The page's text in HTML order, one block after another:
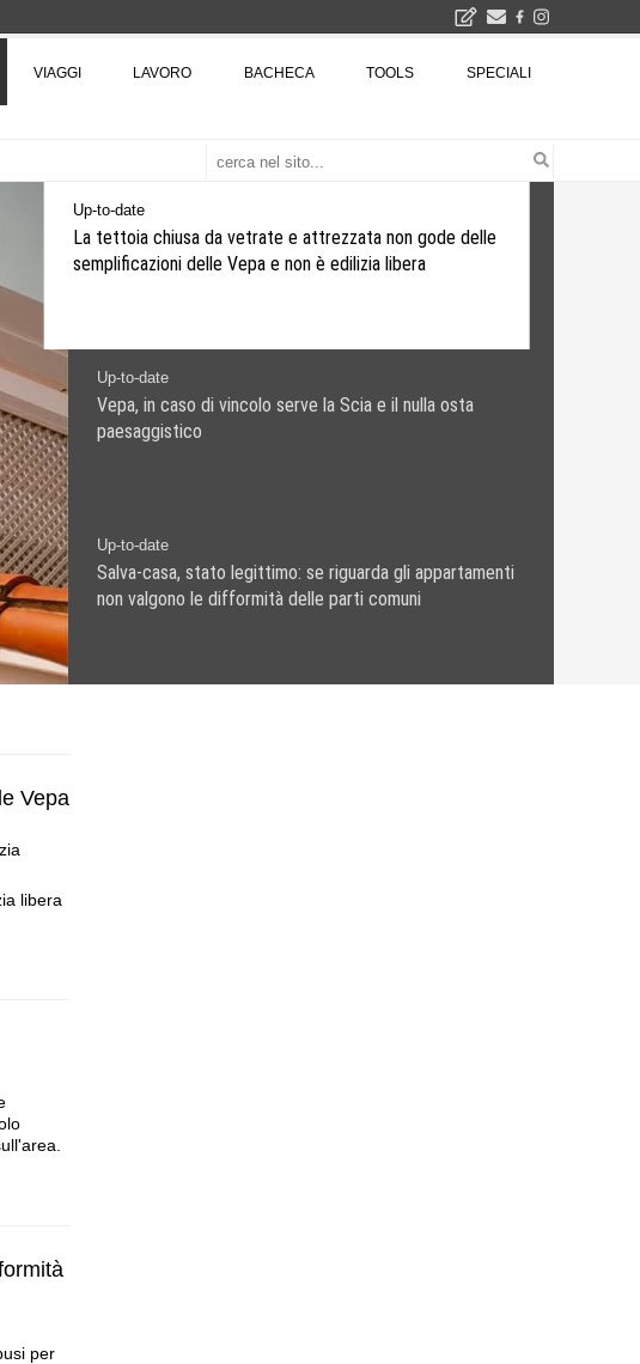
VIAGGI LAVORO BACHECA TOOLS SPECIALI
del
Up-to-date
La tettoia chiusa da vetrate e attrezzata non gode delle
semplificazioni delle Vepa e non è edilizia libera
Up-to-date
Vepa, in caso di vincolo serve la Scia e il nulla osta
paesaggistico
Up-to-date
Salva-casa, stato legittimo: se riguarda gli appartamenti
non valgono le difformità delle parti comuni
Vepa
libera
per
di una mostra